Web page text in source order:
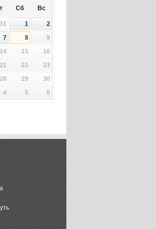
Сб Вс
31 1
2
7 8
9
14 15
16
21 22
23
28 29
30
4 5 6